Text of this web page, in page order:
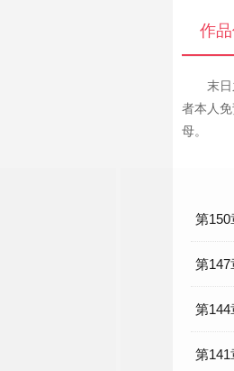
作
末
者本人
母。
第150
第
第
第